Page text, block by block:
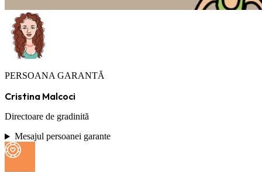
PERSOANA GARANTĂ
Cristina Malcoci
Directoare de gradinită
Mesajul persoanei garante